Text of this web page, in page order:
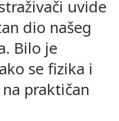
uvide
dio našeg
Bilo je
se fizika i
praktičan